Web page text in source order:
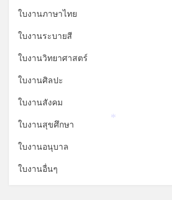
ใบงานภาษาไทย
ใบงานระบายสี
ใบงานวิทยาศาสตร์
ใบงานศิลปะ
ใบงานสังคม
ใบงานสุขศึกษา
ใบงานอนุบาล
ใบงานอื่นๆ